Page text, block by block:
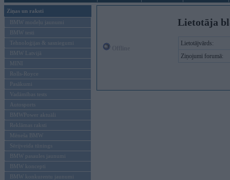
Ziņas un raksti
BMW modeļu jaunumi
BMW testi
Tehnoloģijas & sasniegumi
BMW Latvijā
MINI
Rolls-Royce
Pasākumi
Vadāmības tests
Autosports
BMWPower aktuāli
Reklāmas raksti
Mēneša BMW
Sērijveida tūnings
BMW pasaules jaunumi
BMW koncepti
BMW konkurentu jaunumi
Lietotāja
Lietotājvārds:
Ziņojumi forumā: